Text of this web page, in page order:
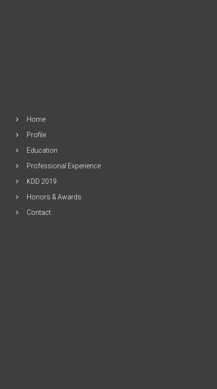
Home
Profile
Education
Professional Experience
KDD 2019
Honors & Awards
Contact